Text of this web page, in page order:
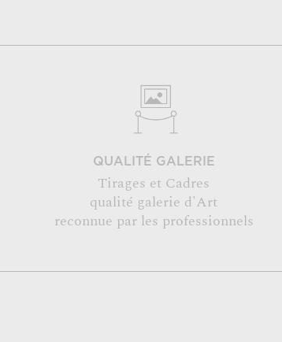
QUALITÉ GALERIE
Tirages et Cadres
qualité galerie d'Art
reconnue par les professionnels